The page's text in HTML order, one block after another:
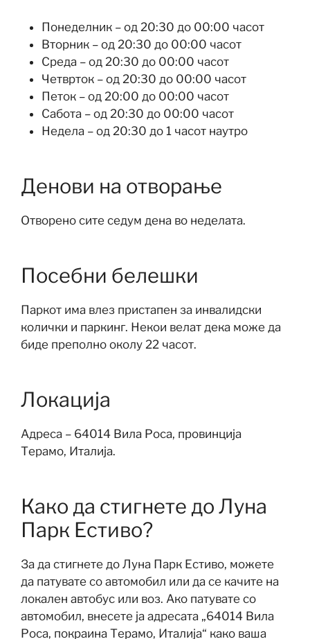
Понеделник – од 20:30 до 00:00 часот
Вторник – од 20:30 до 00:00 часот
Среда – од 20:30 до 00:00 часот
Четврток – од 20:30 до 00:00 часот
Петок – од 20:00 до 00:00 часот
Сабота – од 20:30 до 00:00 часот
Недела – од 20:30 до 1 часот наутро
Денови на отворање
Отворено сите седум дена во неделата.
Посебни белешки
Паркот има влез пристапен за инвалидски
колички и паркинг. Некои велат дека може да
биде преполно околу 22 часот.
Локација
Адреса – 64014 Вила Роса, провинција
Терамо, Италија.
Како да стигнете до Луна
Парк Естиво?
За да стигнете до Луна Парк Естиво, можете
да патувате со автомобил или да се качите на
локален автобус или воз. Ако патувате со
автомобил, внесете ја адресата „64014 Вила
Роса, покраина Терамо, Италија“ како ваша